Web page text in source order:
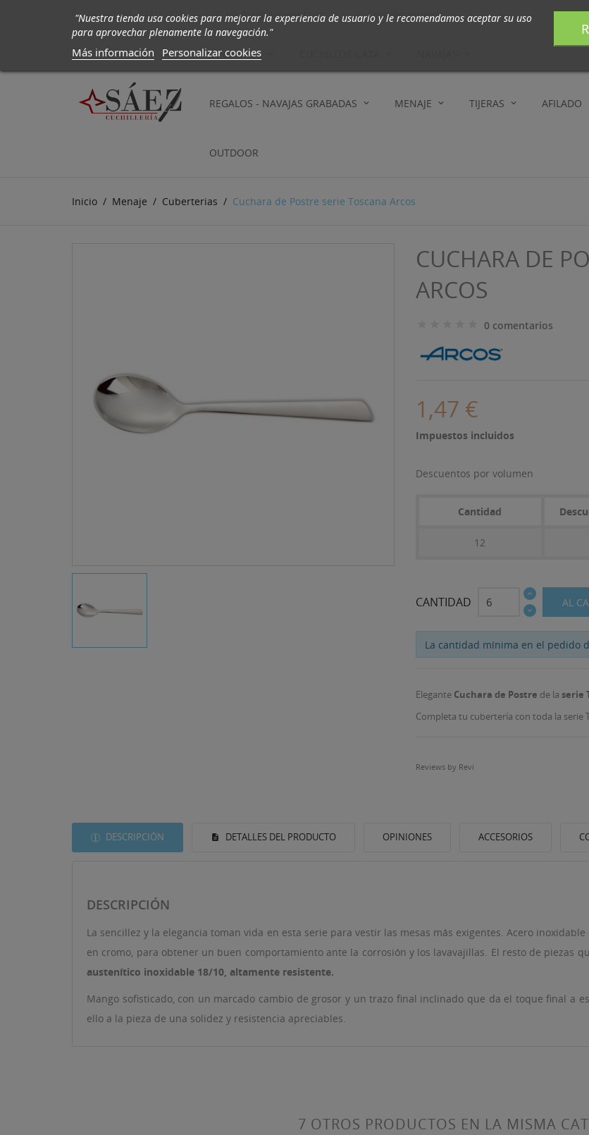
647942190 - 647252972  info@cuchilleriasaez.com  Contacte con nosotros
CUCHILLOS
REGALOS - NAVAJAS GRABADAS MENAJE TIJERAS AFILADO
OUTDOOR
Inicio Menaje Cuberterias Cuchara de Postre serie Toscana Arcos
CUCHARA DE
ARCOS
0 comentarios
1,47 €
Impuestos incluidos
Descuentos por volumen
Cantidad
12
CANTIDAD AL
La cantidad mínima en el pedido
Elegante Cuchara de Postre de la serie
Completa tu cubertería con toda la serie
Reviews by Revi
DESCRIPCIÓN DETALLES DEL PRODUCTO OPINIONES ACCESORIOS
DESCRIPCIÓN
La sencillez y la elegancia toman vida en esta serie para vestir las mesas más exigentes. Acero
en cromo, para obtener un buen comportamiento ante la corrosión y los lavavajillas. El resto de piezas
austenítico inoxidable 18/10, altamente resistente.
Mango sofisticado, con un marcado cambio de grosor y un trazo final inclinado que da el toque final a
ello a la pieza de una solidez y resistencia apreciables.
7 OTROS PRODUCTOS EN LA MISMA
"Nuestra tienda usa cookies para mejorar la experiencia de usuario y le recomendamos aceptar su uso
para aprovechar plenamente la navegación."
Más información Personalizar cookies
((TITLE))
INICIAR SESIÓN